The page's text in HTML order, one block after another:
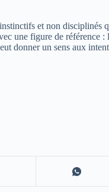
et non disciplinés
une figure de référence :
donner un sens aux